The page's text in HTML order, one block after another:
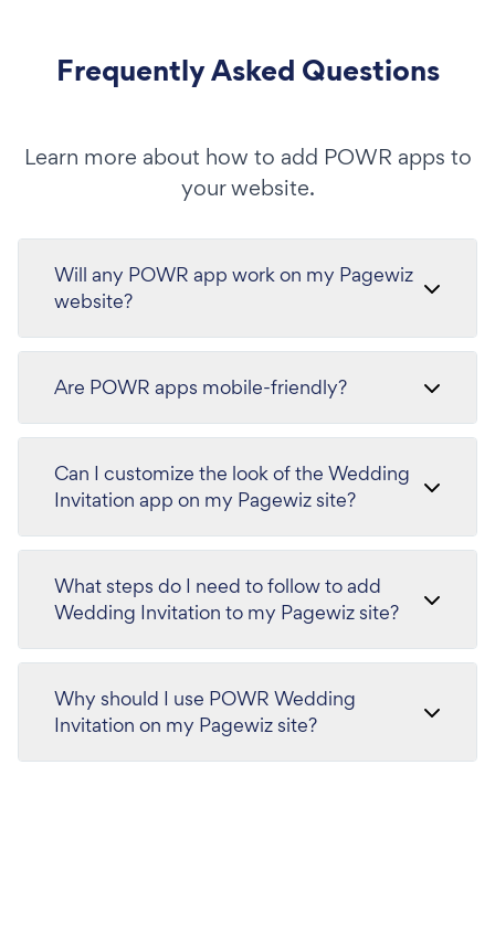
Frequently Asked Questions
Learn more about how to add POWR apps to
your website.
Will any POWR app work on my Pagewiz
website?
Are POWR apps mobile-friendly?
Can I customize the look of the Wedding
Invitation app on my Pagewiz site?
What steps do I need to follow to add
Wedding Invitation to my Pagewiz site?
Why should I use POWR Wedding
Invitation on my Pagewiz site?